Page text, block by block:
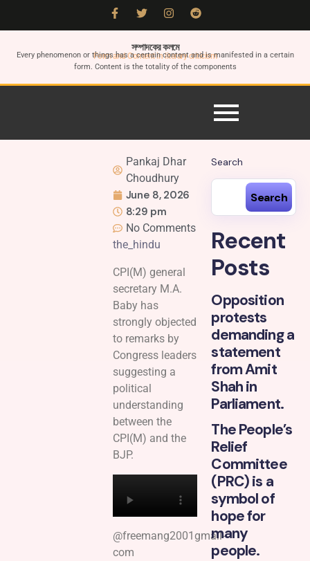
সম্পাদকের কলমে
Form and Content in literary criticism
Every phenomenon or things has a certain content and is manifested in a certain
form. Content is the totality of the components
Pankaj Dhar
Choudhury
June 8, 2026
8:29 pm
No Comments
the_hindu
CPI(M) general
secretary M.A.
Baby has
strongly objected
to remarks by
Congress leaders
suggesting a
political
understanding
between the
CPI(M) and the
BJP.
@freemang2001gmail-
com
Search
Search
Recent
Posts
Opposition
protests
demanding a
statement
from Amit
Shah in
Parliament.
The People’s
Relief
Committee
(PRC) is a
symbol of
hope for
many
people.